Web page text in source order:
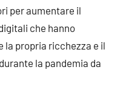
per aumentare il
che hanno
propria ricchezza e il
la pandemia da